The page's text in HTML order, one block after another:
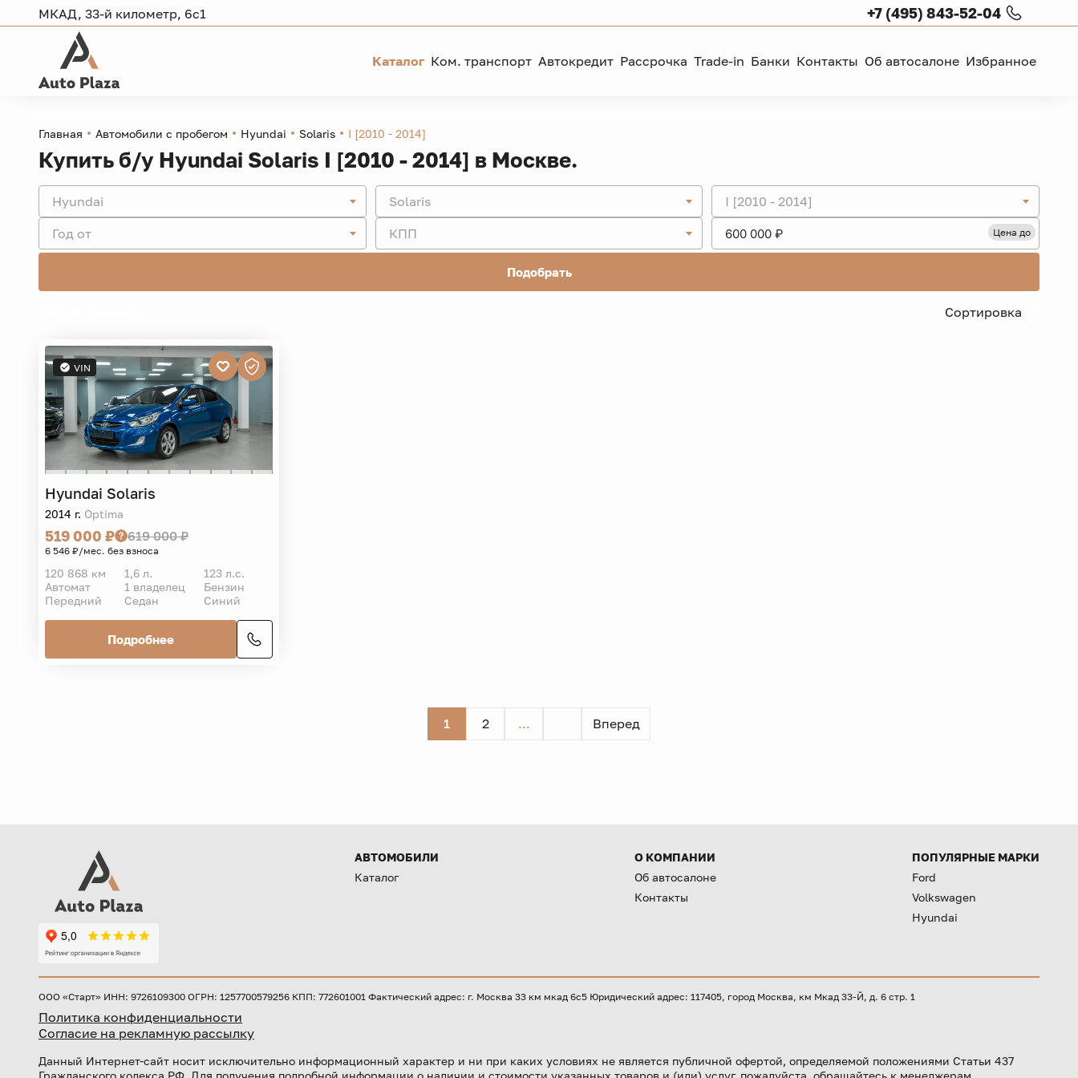
МКАД, 33-й километр, 6с1 +7 (495) 843-52-04
Каталог Ком. транспорт Автокредит Рассрочка Trade-in Банки Контакты Об автосалоне Избранное
Главная Автомобили с пробегом Hyundai Solaris I [2010 - 2014]
Купить б/у Hyundai Solaris I [2010 - 2014] в Москве.
Hyundai Solaris
I [2010 - 2014]
Год от
КПП Цена до
Подобрать
Сортировка
VIN
Hyundai Solaris
2014 г. Optima
519 000 ₽ 619 000 ₽
6 546 ₽/мес. без взноса
120 868 км 1,6 л.
123 л.с.
Автомат
1 владелец
Бензин
Передний
Седан Синий
Подробнее
1 2 ... Вперед
АВТОМОБИЛИ
Каталог
О КОМПАНИИ
Об автосалоне
Контакты
ПОПУЛЯРНЫЕ МАРКИ
Ford
Volkswagen
Hyundai
ООО «Старт» ИНН: 9726109300 ОГРН: 1257700579256 КПП: 772601001 Фактический адрес: г. Москва 33 км мкад 6с5 Юридический адрес: 117405, город Москва, км Мкад 33-Й, д. 6 стр. 1
Политика конфиденциальности
Согласие на рекламную рассылку
Данный Интернет-сайт носит исключительно информационный характер и ни при каких условиях не является публичной офертой, определяемой положениями Статьи 437
Гражданского кодекса РФ. Для получения подробной информации о наличии и стоимости указанных товаров и (или) услуг, пожалуйста, обращайтесь к менеджерам